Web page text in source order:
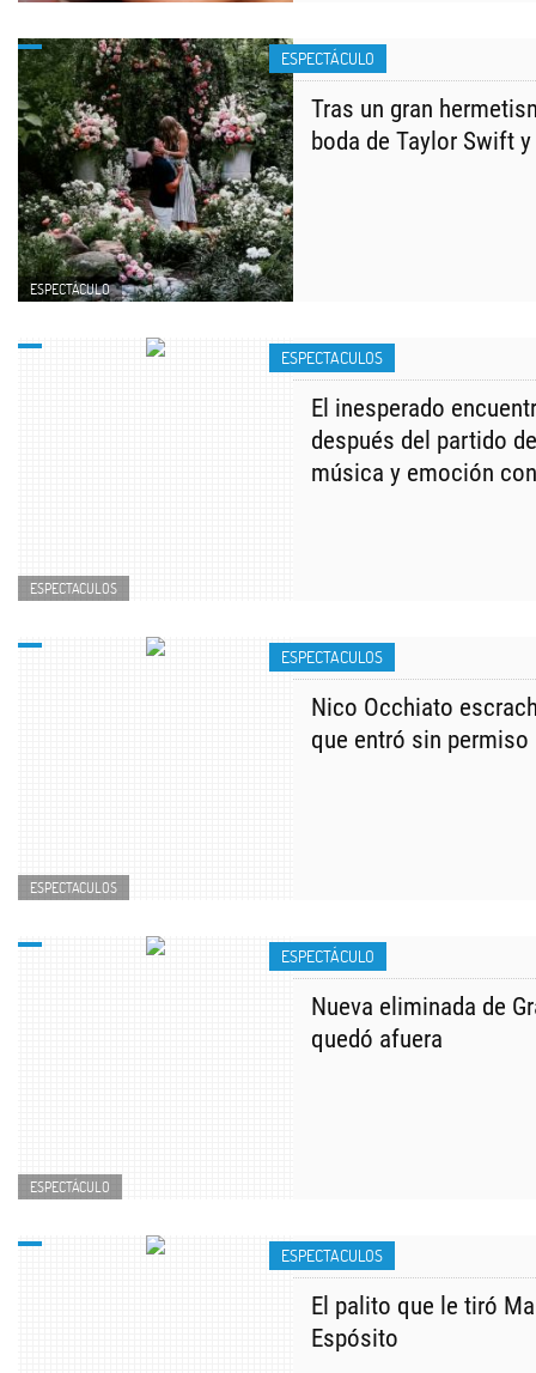
ESPECTÁCULO
ESPECTÁCULO
Tras un gran
boda de Taylor Swift
ESPECTACULOS
ESPECTACULOS
El inesperado
después del partido
música y emoción
ESPECTACULOS
ESPECTACULOS
Nico Occhiato
que entró sin
ESPECTÁCULO
ESPECTÁCULO
Nueva eliminada de
quedó afuera
ESPECTACULOS
El palito que le tiró
Espósito